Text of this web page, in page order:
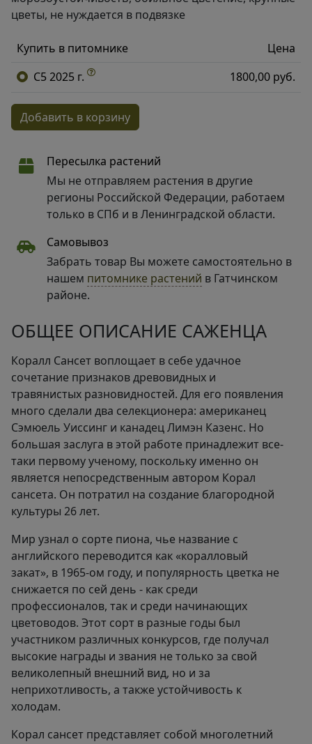
цветы, не нуждается в подвязке
Купить в питомнике
Цена
C5 2025 г.
1800,00 руб.
Добавить в корзину
Пересылка растений
Мы не отправляем растения в другие
регионы Российской Федерации, работаем
только в СПб и в Ленинградской области.
Самовывоз
Забрать товар Вы можете самостоятельно в
нашем питомнике растений в Гатчинском
районе.
ОБЩЕЕ ОПИСАНИЕ САЖЕНЦА
Коралл Сансет воплощает в себе удачное
сочетание признаков древовидных и
травянистых разновидностей. Для его появления
много сделали два селекционера: американец
Сэмюель Уиссинг и канадец Лимэн Казенс. Но
большая заслуга в этой работе принадлежит все-
таки первому ученому, поскольку именно он
является непосредственным автором Корал
сансета. Он потратил на создание благородной
культуры 26 лет.
Мир узнал о сорте пиона, чье название с
английского переводится как «коралловый
закат», в 1965-ом году, и популярность цветка не
снижается по сей день - как среди
профессионалов, так и среди начинающих
цветоводов. Этот сорт в разные годы был
участником различных конкурсов, где получал
высокие награды и звания не только за свой
великолепный внешний вид, но и за
неприхотливость, а также устойчивость к
холодам.
Корал сансет представляет собой многолетний